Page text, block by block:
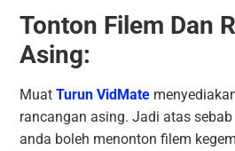
Tonton Filem Dan
Asing:
MuatTurun VidMate
rancangan asing. Jadi atas
anda boleh menonton filem